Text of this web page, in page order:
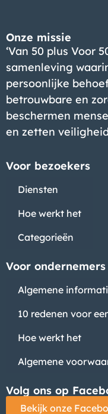
Onze missie
‘Van 50 plus Voor
samenleving
persoonlijke
betrouwbare en
beschermen
en zetten
Voor bezoekers
Diensten
Hoe werkt het
Categorieën
Voor ondernemers
Algemene
10 redenen voor
Hoe werkt het
Algemene
Volg ons op
Bekijk onze